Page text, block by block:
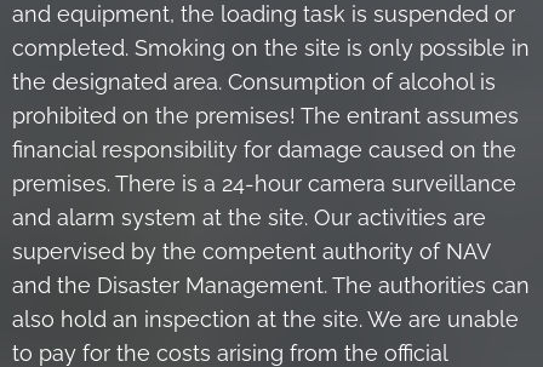
and equipment, the loading task is suspended or
completed. Smoking on the site is only possible in
the designated area. Consumption of alcohol is
prohibited on the premises! The entrant assumes
financial responsibility for damage caused on the
premises. There is a 24-hour camera surveillance
and alarm system at the site. Our activities are
supervised by the competent authority of NAV
and the Disaster Management. The authorities can
also hold an inspection at the site. We are unable
to pay for the costs arising from the official